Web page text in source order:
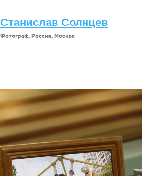
Станислав Солнцев
Фотограф, Россия, Москва